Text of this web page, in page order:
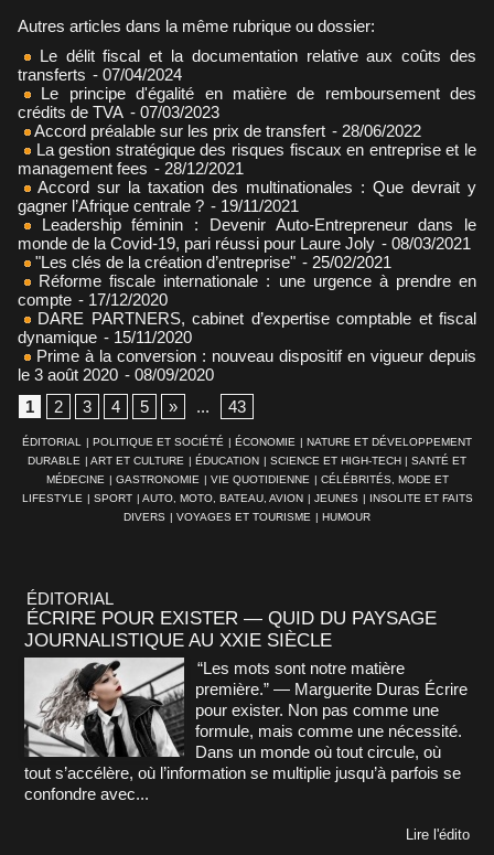
Autres articles dans la même rubrique ou dossier:
Le délit fiscal et la documentation relative aux coûts des
transferts - 07/04/2024
Le principe d'égalité en matière de remboursement des
crédits de TVA - 07/03/2023
Accord préalable sur les prix de transfert - 28/06/2022
La gestion stratégique des risques fiscaux en entreprise et le
management fees - 28/12/2021
Accord sur la taxation des multinationales : Que devrait y
gagner l’Afrique centrale ? - 19/11/2021
Leadership féminin : Devenir Auto-Entrepreneur dans le
monde de la Covid-19, pari réussi pour Laure Joly - 08/03/2021
"Les clés de la création d’entreprise" - 25/02/2021
Réforme fiscale internationale : une urgence à prendre en
compte - 17/12/2020
DARE PARTNERS, cabinet d’expertise comptable et fiscal
dynamique - 15/11/2020
Prime à la conversion : nouveau dispositif en vigueur depuis
le 3 août 2020 - 08/09/2020
1
2 3 4 5 » ... 43
ÉDITORIAL | POLITIQUE ET SOCIÉTÉ | ÉCONOMIE | NATURE ET DÉVELOPPEMENT
DURABLE | ART ET CULTURE | ÉDUCATION | SCIENCE ET HIGH-TECH | SANTÉ ET
MÉDECINE | GASTRONOMIE | VIE QUOTIDIENNE | CÉLÉBRITÉS, MODE ET
LIFESTYLE | SPORT | AUTO, MOTO, BATEAU, AVION | JEUNES | INSOLITE ET FAITS
DIVERS | VOYAGES ET TOURISME | HUMOUR
ÉDITORIAL
ÉCRIRE POUR EXISTER — QUID DU PAYSAGE
JOURNALISTIQUE AU XXIE SIÈCLE
“Les mots sont notre matière
première.” — Marguerite Duras Écrire
pour exister. Non pas comme une
formule, mais comme une nécessité.
Dans un monde où tout circule, où
tout s’accélère, où l’information se multiplie jusqu’à parfois se
confondre avec...
Lire l'édito